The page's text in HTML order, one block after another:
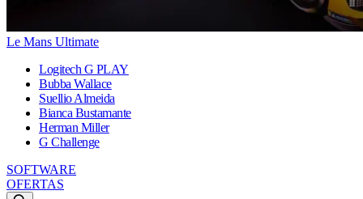
Le Mans Ultimate
Logitech G PLAY
Bubba Wallace
Suellio Almeida
Bianca Bustamante
Herman Miller
G Challenge
SOFTWARE
OFERTAS